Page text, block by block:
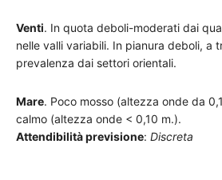
Venti. In quota deboli-moderati dai
nelle valli variabili. In pianura deboli, a
prevalenza dai settori orientali.
Mare. Poco mosso (altezza onde da
calmo (altezza onde < 0,10 m.).
Attendibilità previsione: Discreta